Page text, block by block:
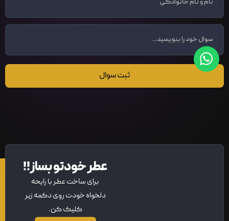
ثبت سوال
عطر خودتو بساز!!
برای ساخت عطر با رایحه
دلخواه خودت روی دکمه زیر
کلیک کن.